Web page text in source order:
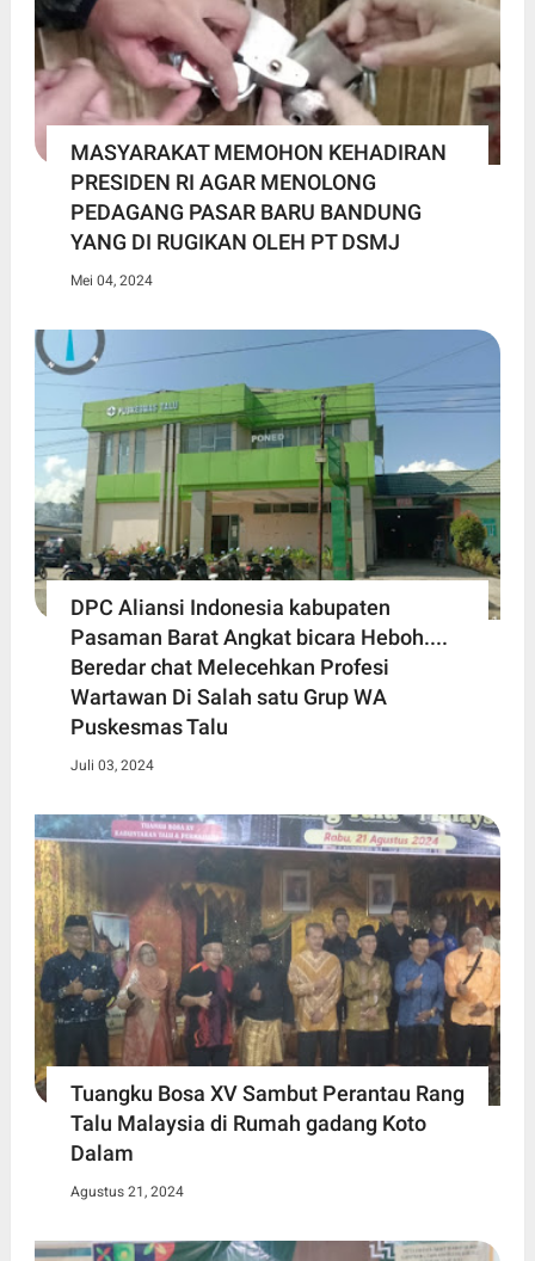
MASYARAKAT MEMOHON KEHADIRAN
PRESIDEN RI AGAR MENOLONG
PEDAGANG PASAR BARU BANDUNG
YANG DI RUGIKAN OLEH PT DSMJ
Mei 04, 2024
DPC Aliansi Indonesia kabupaten
Pasaman Barat Angkat bicara Heboh....
Beredar chat Melecehkan Profesi
Wartawan Di Salah satu Grup WA
Puskesmas Talu
Juli 03, 2024
Tuangku Bosa XV Sambut Perantau Rang
Talu Malaysia di Rumah gadang Koto
Dalam
Agustus 21, 2024